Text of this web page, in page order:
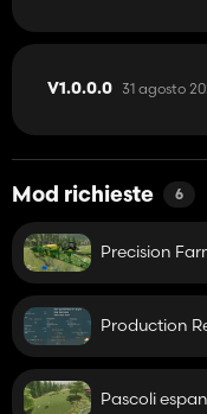
V1.0.0.0 31 agosto
Mod richieste 6
Precision
Production
Pascoli